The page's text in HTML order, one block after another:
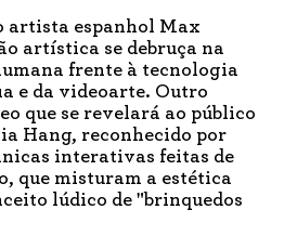
artista espanhol Max
artística se debruça na
frente à tecnologia
e da videoarte. Outro
que se revelará ao público
Hang, reconhecido por
interativas feitas de
que misturam a estética
lúdico de "brinquedos